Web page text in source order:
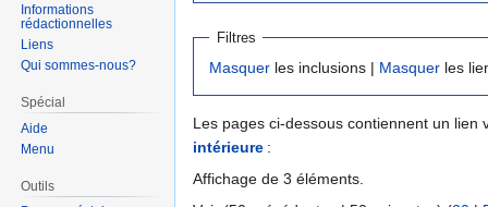
Filtres
Masquer les inclusions | Masquer les
Les pages ci-dessous contiennent un lien
intérieure :
Affichage de 3 éléments.
Informations
rédactionnelles
Liens
Qui sommes-nous?
Spécial
Aide
Menu
Outils